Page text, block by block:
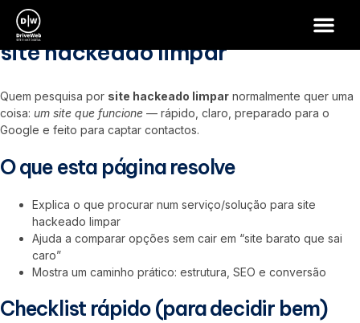
site hackeado limpar
Quem pesquisa por site hackeado limpar normalmente quer uma
coisa: um site que funcione — rápido, claro, preparado para o
Google e feito para captar contactos.
O que esta página resolve
Explica o que procurar num serviço/solução para site
hackeado limpar
Ajuda a comparar opções sem cair em “site barato que sai
caro”
Mostra um caminho prático: estrutura, SEO e conversão
Checklist rápido (para decidir bem)